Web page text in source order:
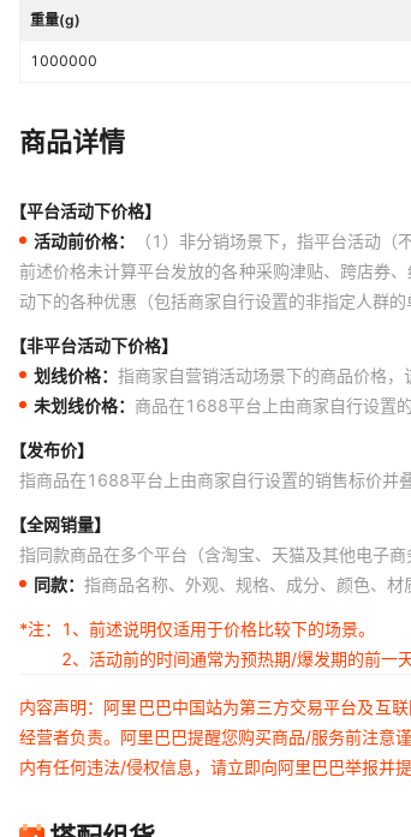
重量(g)
1000000
商品详情
【平台活动下价格】
活动前价格：
（1）非分销场景下，指平台活动
前述价格未计算平台发放的各种采购津贴、跨店券
动下的各种优惠（包括商家自行设置的非指定人群
【非平台活动下价格】
划线价格： 指商家自营销活动场景下的商品价格
未划线价格： 商品在1688平台上由商家自行设置
【发布价】
指商品在1688平台上由商家自行设置的销售标价并
【全网销量】
指同款商品在多个平台（含淘宝、天猫及其他电子
同款： 指商品名称、外观、规格、成分、颜色、
*注：
1、前述说明仅适用于价格比较下的场景。
2、活动前的时间通常为预热期/爆发期的前一
内容声明：阿里巴巴中国站为第三方交易平台及互
经营者负责。阿里巴巴提醒您购买商品/服务前注意
内有任何违法/侵权信息，请立即向阿里巴巴举报并提